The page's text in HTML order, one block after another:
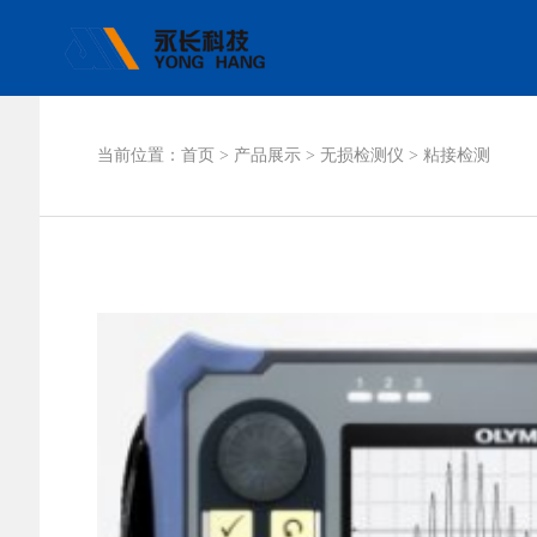
当前位置： 首页 > 产品展示> 无损检测仪 > 粘接检测